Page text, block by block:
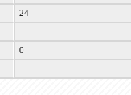
24
0